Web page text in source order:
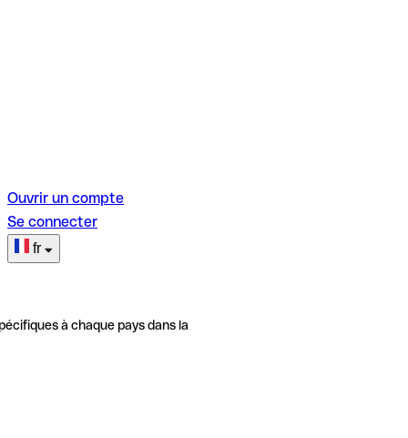
Ouvrir un compte
Se connecter
fr
à chaque pays dans la